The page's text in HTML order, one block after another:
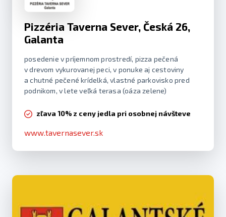
Pizzéria Taverna Sever, Česká 26,
Galanta
posedenie v príjemnom prostredí, pizza pečená
v drevom vykurovanej peci, v ponuke aj cestoviny
a chutné pečené krídelká, vlastné parkovisko pred
podnikom, v lete veľká terasa (oáza zelene)
zľava 10% z ceny jedla pri osobnej návšteve
www.tavernasever.sk